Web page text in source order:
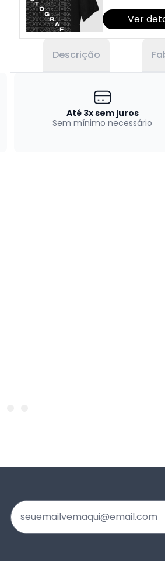
Ver
Descrição
Até 3x sem juros
Sem mínimo necessário